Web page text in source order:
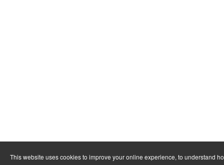
This website uses cookies to improve your online experience, to understand